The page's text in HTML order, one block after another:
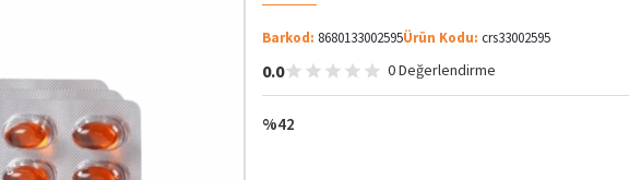
Barkod: 8680133002595Ürün Kodu: crs33002595
0.0 0 Değerlendirme
%42